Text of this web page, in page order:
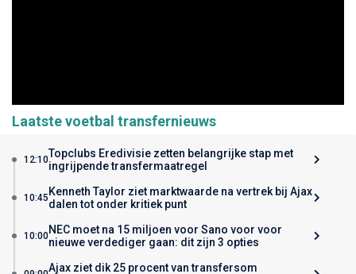
Laatste voetbal transfernieuws
12:10Topclubs Eredivisie zetten belangrijke stap met
ingrijpende transfermaatregel
10:45 Kenneth Taylor ziet marktwaarde na vertrek bij Ajax
dalen tot onder kritiek punt
10:00NEC moet na 15 miljoen voor Sano voor voor
nieuwe verdediger gaan: dit zijn 3 opties
Ajax ziet dik 25 procent van transfersom